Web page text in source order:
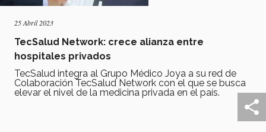
25 Abril 2023
TecSalud Network: crece alianza entre
hospitales privados
TecSalud integra al Grupo Médico Joya a su red de
Colaboración TecSalud Network con el que se busca
elevar el nivel de la medicina privada en el país.